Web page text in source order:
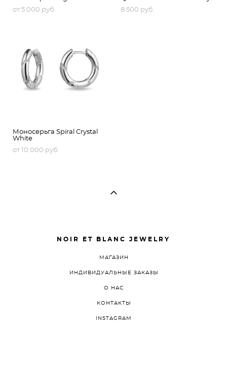
от 5 000 pуб.
8 500 pуб.
Моносерьга Spiral Crystal
White
от 10 000 pуб.
NOIR ET BLANC JEWELRY
МАГАЗИН
ИНДИВИДУАЛЬНЫЕ ЗАКАЗЫ
О НАС
КОНТАКТЫ
INSTAGRAM